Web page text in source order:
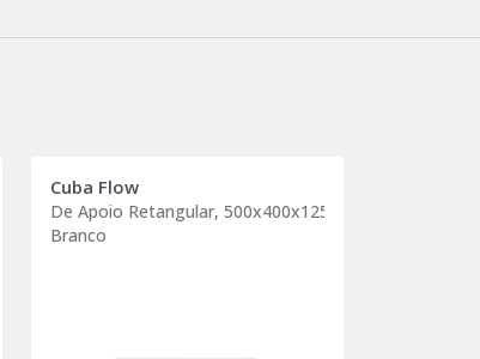
Cuba Flow
De Apoio Retangular, 500x400x125mm
Branco